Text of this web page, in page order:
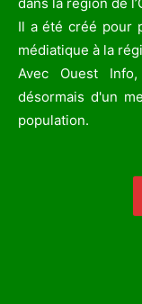
Il a été créé pour
médiatique à la
Avec Ouest
désormais d'un
population.